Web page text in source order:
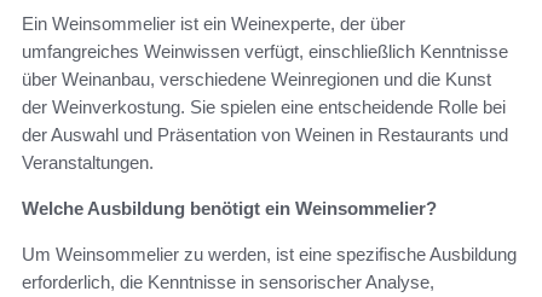
Ein Weinsommelier ist ein Weinexperte, der über
umfangreiches Weinwissen verfügt, einschließlich Kenntnisse
über Weinanbau, verschiedene Weinregionen und die Kunst
der Weinverkostung. Sie spielen eine entscheidende Rolle bei
der Auswahl und Präsentation von Weinen in Restaurants und
Veranstaltungen.
Welche Ausbildung benötigt ein Weinsommelier?
Um Weinsommelier zu werden, ist eine spezifische Ausbildung
erforderlich, die Kenntnisse in sensorischer Analyse,